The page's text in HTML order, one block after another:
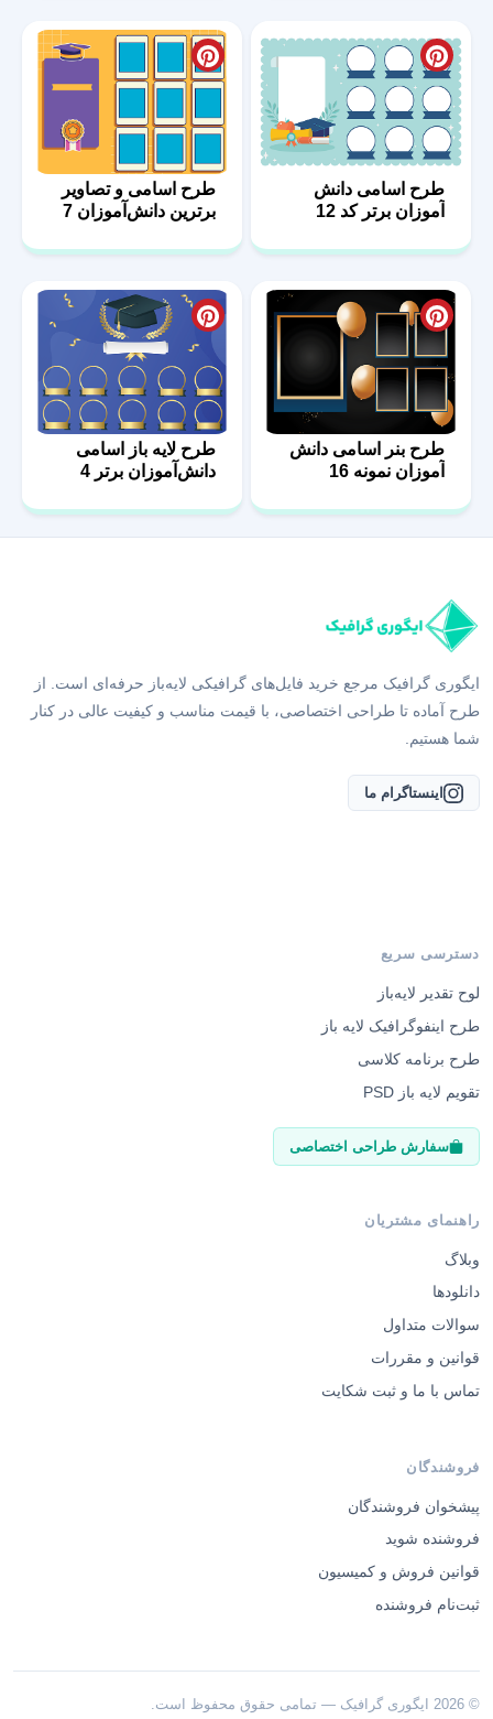
طرح اسامی دانش
آموزان برتر کد 12
طرح اسامی و تصاویر
برترین دانش‌آموزان 7
طرح بنر اسامی دانش
آموزان نمونه 16
طرح لایه باز اسامی
دانش‌آموزان برتر 4
ایگوری گرافیک مرجع خرید فایل‌های گرافیکی لایه‌باز حرفه‌ای است. از
طرح آماده تا طراحی اختصاصی، با قیمت مناسب و کیفیت عالی در کنار
شما هستیم.
اینستاگرام ما
دسترسی سریع
لوح تقدیر لایه‌باز
طرح اینفوگرافیک لایه باز
طرح برنامه کلاسی
تقویم لایه باز PSD
سفارش طراحی اختصاصی
راهنمای مشتریان
وبلاگ
دانلودها
سوالات متداول
قوانین و مقررات
تماس با ما و ثبت شکایت
فروشندگان
پیشخوان فروشندگان
فروشنده شوید
قوانین فروش و کمیسیون
ثبت‌نام فروشنده
© 2026 ایگوری گرافیک — تمامی حقوق محفوظ است.